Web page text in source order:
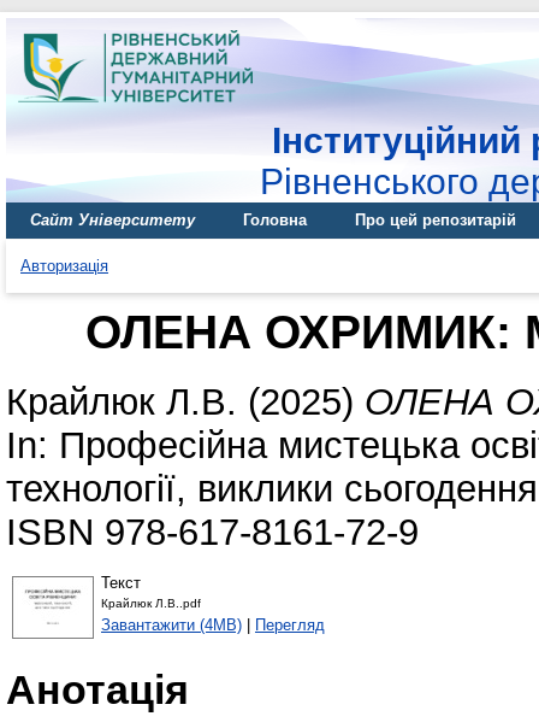
Інституційний
Рівненського
Сайт Університету Головна Про цей репозитарій
Авторизація
ОЛЕНА ОХРИМИК:
Крайлюк Л.В. (2025) ОЛЕНА
In: Професійна мистецька
технології, виклики
ISBN 978-617-8161-72-9
Текст
Крайлюк Л.В..pdf
Завантажити (4MB) | Перегляд
Анотація